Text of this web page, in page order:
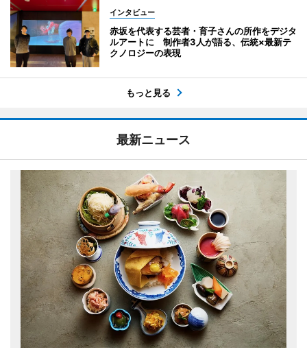
インタビュー
赤坂を代表する芸者・育子さんの所作をデジタ
ルアートに 制作者3人が語る、伝統×最新テ
クノロジーの表現
もっと見る
最新ニュース